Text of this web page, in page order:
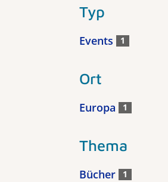
Typ
Events 1
Ort
Europa 1
Thema
Bücher 1